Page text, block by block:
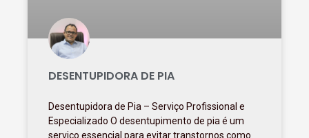
DESENTUPIDORA DE PIA
Desentupidora de Pia – Serviço Profissional e
Especializado O desentupimento de pia é um
serviço essencial para evitar transtornos como